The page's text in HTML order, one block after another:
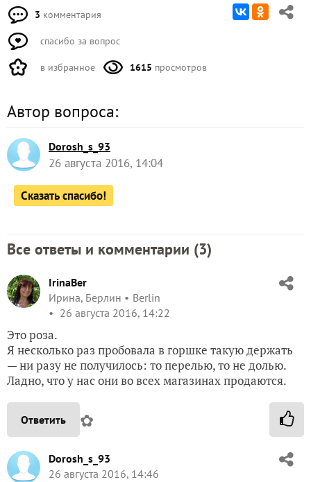
3 комментария
спасибо за вопрос
в избранное 1615 просмотров
Автор вопроса:
Dorosh_s_93
26 августа 2016, 14:04
Сказать спасибо!
Все ответы и комментарии (3)
IrinaBer
Ирина, Берлин
Berlin
26 августа 2016, 14:22
Это роза.
Я несколько раз пробовала в горшке такую держать
— ни разу не получилось: то перелью, то не долью.
Ладно, что у нас они во всех магазинах продаются.
Ответить ✿
Dorosh_s_93
26 августа 2016, 14:46